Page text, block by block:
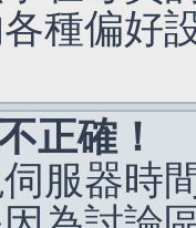
種偏好
正確！
服器時